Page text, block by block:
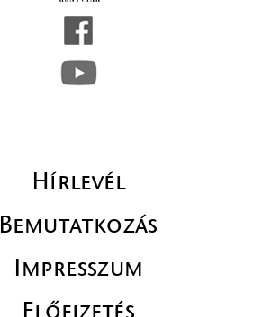
Hírlevél
Bemutatkozás
Impresszum
Előfizetés